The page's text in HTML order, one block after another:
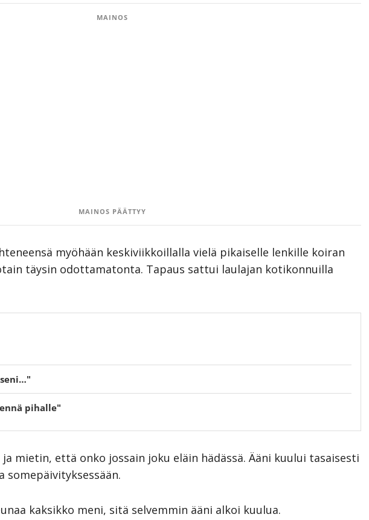
MAINOS
MAINOS PÄÄTTYY
myöhään keskiviikkoillalla vielä pikaiselle lenkille koiran
täysin odottamatonta. Tapaus sattui laulajan kotikonnuilla
pihalle"
mietin, että onko jossain joku eläin hädässä. Ääni kuului tasaisesti
somepäivityksessään.
kaksikko meni, sitä selvemmin ääni alkoi kuulua.